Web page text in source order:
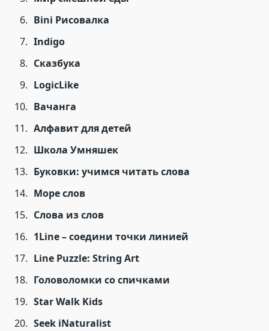
Bini Рисовалка
Indigo
Сказбука
LogicLike
Вачанга
Алфавит для детей
Школа Умняшек
Буковки: учимся читать слова
Море слов
Слова из слов
1Line – соедини точки линией
Line Puzzle: String Art
Головоломки со спичками
Star Walk Kids
Seek iNaturalist